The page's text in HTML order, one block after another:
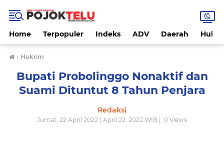
Home Terpopuler Indeks ADV Daerah
› Hukrim
Bupati Probolinggo Nonaktif dan
Suami Dituntut 8 Tahun Penjara
Redaksi
Jumat, 22 April 2022 | April 22, 2022 WIB | 0 Views